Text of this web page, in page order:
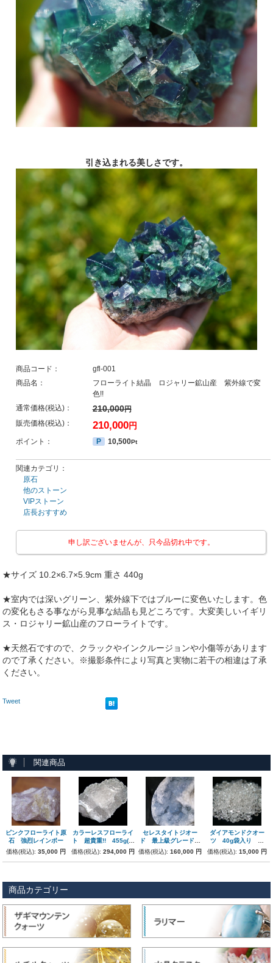
引き込まれる美しさです。
商品コード：
gfl-001
商品名：
フローライト結晶 ロジャリー鉱山産 紫外線で変
色!!
通常価格(税込)：
210,000円
販売価格(税込)： 210,000円
ポイント： P 10,500Pt
関連カテゴリ：
原石
他のストーン
VIPストーン
店長おすすめ
申し訳ございませんが、只今品切れ中です。
★サイズ 10.2×6.7×5.9cm 重さ 440g
★室内では深いグリーン、紫外線下ではブルーに変色いたします。色
の変化もさる事ながら見事な結晶も見どころです。大変美しいイギリ
ス・ロジャリー鉱山産のフローライトです。
★天然石ですので、クラックやインクルージョンや小傷等があります
ので了承ください。※撮影条件により写真と実物に若干の相違は了承
ください。
Tweet
関連商品
ピンクフローライト原
石 強烈レインボー
価格(税込):35,000 円
カラーレスフローライ
ト 超貴重!! 455g(湖
南省産)
価格(税込):294,000 円
セレスタイトジオー
ド 最上級グレード
2.8kg
価格(税込): 160,000 円
ダイアモンドクオー
ツ 40g袋入り 小
粒・極小粒
価格(税込): 15,000 円
商品カテゴリー